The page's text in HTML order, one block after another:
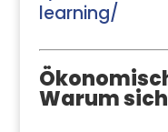
learning/
Warum